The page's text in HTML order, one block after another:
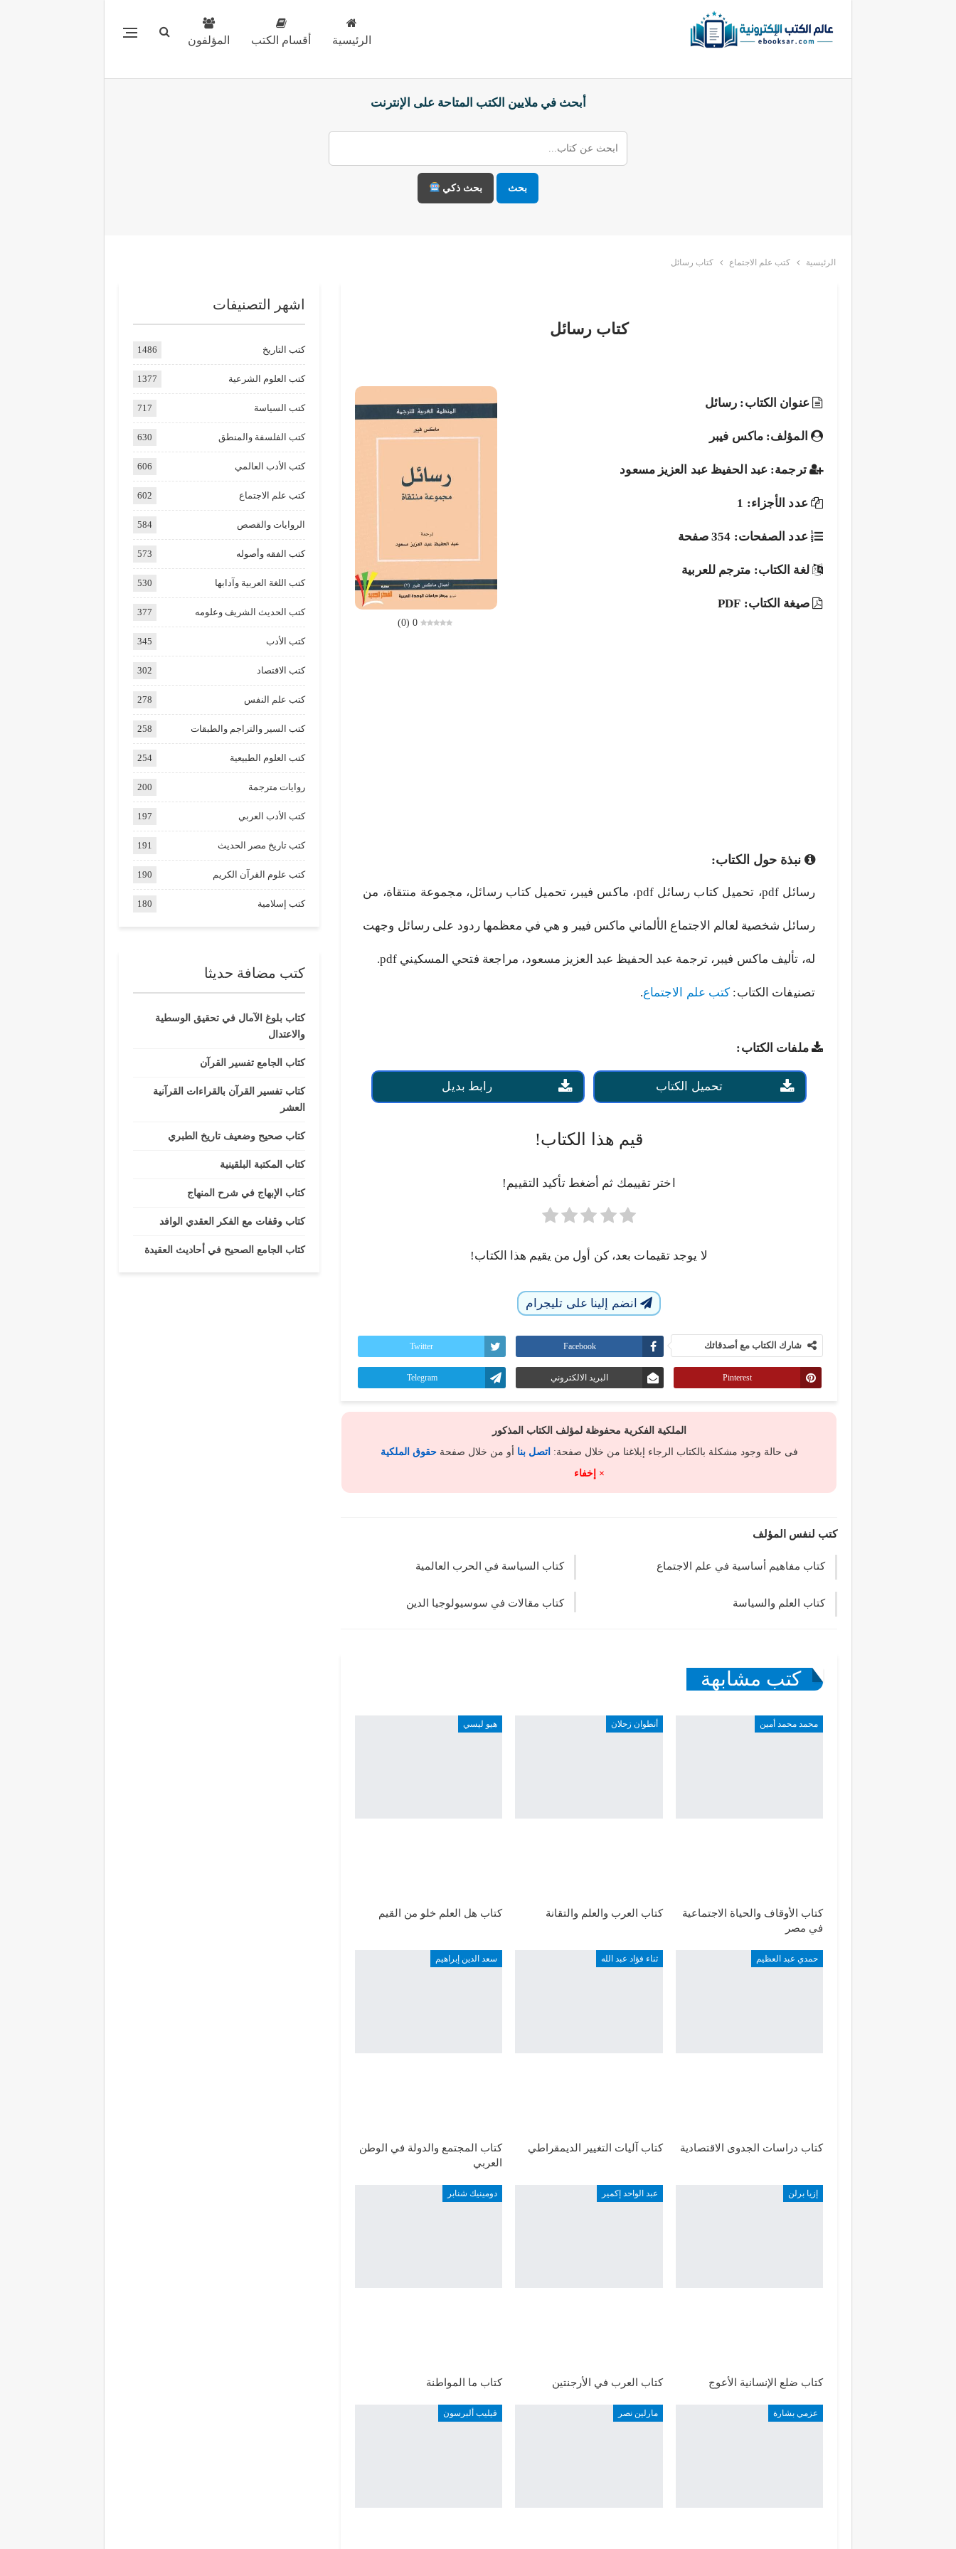
الرئيسية أقسام الكتب المؤلفون
أبحث في ملايين الكتب المتاحة على الإنترنت
بحث بحث ذكي
الرئيسية كتب علم الاجتماع كتاب رسائل
كتاب رسائل
0
(
0
)
عنوان الكتاب: رسائل
المؤلف: ماكس فيبر
ترجمة: عبد الحفيظ عبد العزيز مسعود
عدد الأجزاء: 1
عدد الصفحات: 354 صفحة
لغة الكتاب: مترجم للعربية
صيغة الكتاب: PDF
نبذة حول الكتاب:
رسائل pdf، تحميل كتاب رسائل pdf، ماكس فيبر، تحميل كتاب رسائل، مجموعة منتقاة، من
رسائل شخصية لعالم الاجتماع الألماني ماكس فيبر و هي في معظمها ردود على رسائل وجهت
له، تأليف ماكس فيبر، ترجمة عبد الحفيظ عبد العزيز مسعود، مراجعة فتحي المسكيني pdf.
تصنيفات الكتاب: كتب علم الاجتماع.
ملفات الكتاب:
تحميل الكتاب رابط بديل
قيم هذا الكتاب!
اختر تقييمك ثم أضغط تأكيد التقييم!
لا يوجد تقيمات بعد، كن أول من يقيم هذا الكتاب!
انضم إلينا على تليجرام
شارك الكتاب مع أصدقائك Facebook
Twitter
Pinterest البريد الالكتروني Telegram
الملكية الفكرية محفوظة لمؤلف الكتاب المذكور
فى حالة وجود مشكلة بالكتاب الرجاء إبلاغنا من خلال صفحة: اتصل بنا أو من خلال صفحةحقوق الملكية
× إخفاء
كتب لنفس المؤلف
كتاب مفاهيم أساسية في علم الاجتماع كتاب السياسة في الحرب العالمية
كتاب العلم والسياسة كتاب مقالات في سوسيولوجيا الدين
كتب مشابهة
محمد محمد أمين
كتاب الأوقاف والحياة الاجتماعية
في مصر
أنطوان زحلان
كتاب العرب والعلم والتقانة
هيو ليسي
كتاب هل العلم خلو من القيم
حمدي عبد العظيم
كتاب دراسات الجدوى الاقتصادية
ثناء فؤاد عبد الله
كتاب آليات التغيير الديمقراطي
سعد الدين إبراهيم
كتاب المجتمع والدولة في الوطن
العربي
إزيا برلن
كتاب ضلع الإنسانية الأعوج
عبد الواحد إكمير
كتاب العرب في الأرجنتين
دومينيك شنابر
كتاب ما المواطنة
عزمي بشارة مارلين نصر فيليب ألبرسون
اشهر التصنيفات
كتب التاريخ 1486
كتب العلوم الشرعية 1377
كتب السياسة 717
كتب الفلسفة والمنطق 630
كتب الأدب العالمي 606
كتب علم الاجتماع 602
الروايات والقصص 584
كتب الفقه وأصوله 573
كتب اللغة العربية وآدابها 530
كتب الحديث الشريف وعلومه 377
كتب الأدب 345
كتب الاقتصاد 302
كتب علم النفس 278
كتب السير والتراجم والطبقات 258
كتب العلوم الطبيعية 254
روايات مترجمة 200
كتب الأدب العربي 197
كتب تاريخ مصر الحديث 191
كتب علوم القرآن الكريم 190
كتب إسلامية 180
كتب مضافة حديثا
كتاب بلوغ الآمال في تحقيق الوسطية
والاعتدال
كتاب الجامع تفسير القرآن
كتاب تفسير القرآن بالقراءات القرآنية
العشر
كتاب صحيح وضعيف تاريخ الطبري
كتاب المكتبة البلقينية
كتاب الإبهاج في شرح المنهاج
كتاب وقفات مع الفكر العقدي الوافد
كتاب الجامع الصحيح في أحاديث العقيدة